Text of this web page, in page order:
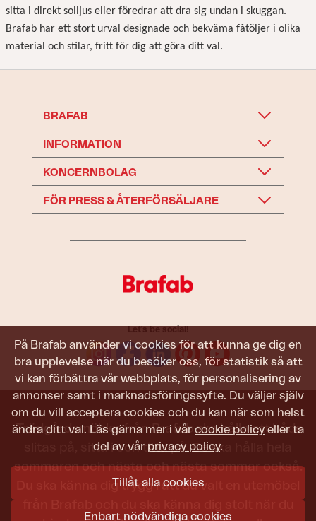
På Brafab använder vi cookies för att kunna ge dig en
bra upplevelse när du besöker oss, för statistik så att
vi kan förbättra vår webbplats, för personalisering av
annonser samt i marknadsföringssyfte. Du väljer själv
om du vill acceptera cookies och du kan när som helst
ändra ditt val. Läs gärna mer i vår cookie policy eller ta
del av vår privacy policy.
Tillåt alla cookies
Enbart nödvändiga cookies
sitta i direkt solljus eller föredrar att dra sig undan i skuggan.
Brafab har ett stort urval designade och bekväma fåtöljer i olika
material och stilar, fritt för dig att göra ditt val.
BRAFAB
INFORMATION
KONCERNBOLAG
FÖR PRESS & ÅTERFÖRSÄLJARE
Let's be social!
Trädgårdsmöbler från Brafab ska hålla att både
slitas på, sitta i och titta på. De ska hålla hela
sommaren och nästa och nästa sommar också.
Du ska känna dig trygg i att du valt en utemöbel